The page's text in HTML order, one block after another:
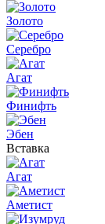
Золото
Серебро
Агат
Финифть
Эбен
Вставка
Агат
Аметист